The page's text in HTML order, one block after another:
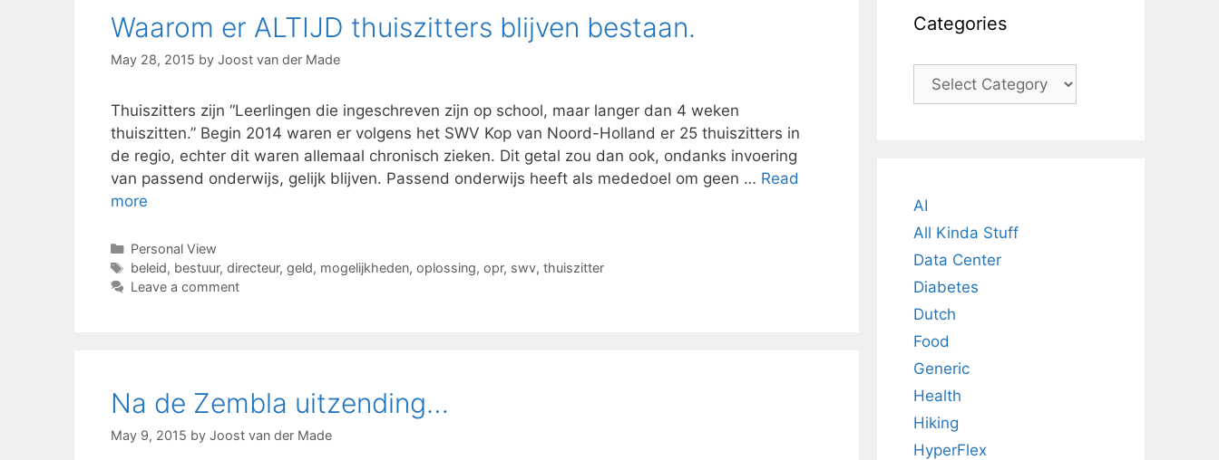
Waarom er ALTIJD thuiszitters blijven bestaan.
May 28, 2015 by Joost van der Made
Thuiszitters zijn “Leerlingen die ingeschreven zijn op school, maar langer dan 4 weken
thuiszitten.” Begin 2014 waren er volgens het SWV Kop van Noord-Holland er 25 thuiszitters in
de regio, echter dit waren allemaal chronisch zieken. Dit getal zou dan ook, ondanks invoering
van passend onderwijs, gelijk blijven. Passend onderwijs heeft als mededoel om geen … Read
more
Categories
Personal View
Tags
beleid, bestuur, directeur, geld, mogelijkheden, oplossing, opr, swv, thuiszitter
Leave a comment
Na de Zembla uitzending…
May 9, 2015 by Joost van der Made
Categories
Categories
AI
All Kinda Stuff
Data Center
Diabetes
Dutch
Food
Generic
Health
Hiking
HyperFlex